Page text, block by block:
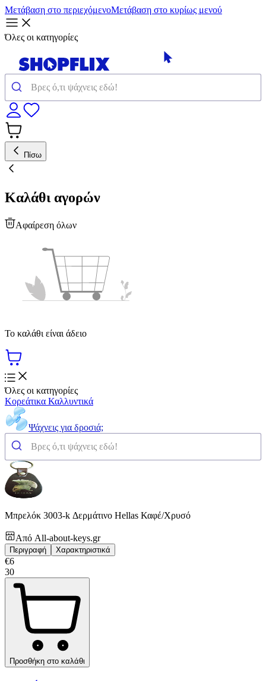
Μετάβαση στο περιεχόμενοΜετάβαση στο κυρίως μενού
Όλες οι κατηγορίες
Πίσω
Καλάθι αγορών
Αφαίρεση όλων
Το καλάθι είναι άδειο
Όλες οι κατηγορίες
Κορεάτικα Καλλυντικά
Ψάχνεις για δροσιά;
Μπρελόκ 3003-k Δερμάτινο Hellas Καφέ/Χρυσό
Από All-about-keys.gr
Περιγραφή Χαρακτηριστικά
€6
30
Προσθήκη στο καλάθι